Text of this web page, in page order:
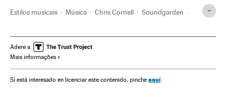
Estilos musicais Música Chris Cornell Soundgarden
Rock alternativo Bandas
Adere a
Mais informações
Si está interesado en licenciar este contenido, pinche aquí